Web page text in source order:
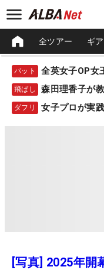
全ツアー ギア
パット 全英女子OP女
飛ばし 森田理香子が
ダフリ 女子プロが実
[写真] 2025年開